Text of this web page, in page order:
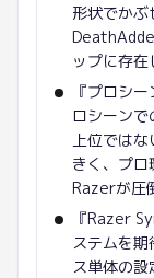
形状でかぶ
ップに存在
『プロシ
ロシーン
上位では
きく、プ
Razerが圧
『Razer
ステムを
ス単体の